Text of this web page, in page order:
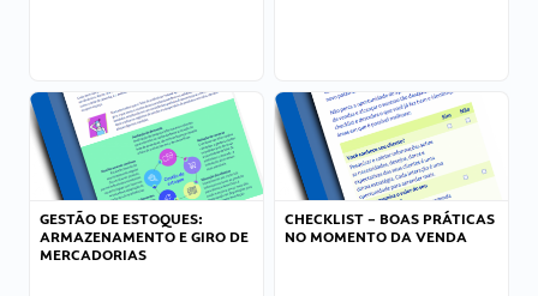
GESTÃO DE ESTOQUES:
ARMAZENAMENTO E GIRO DE
MERCADORIAS
CHECKLIST – BOAS PRÁTICAS
NO MOMENTO DA VENDA